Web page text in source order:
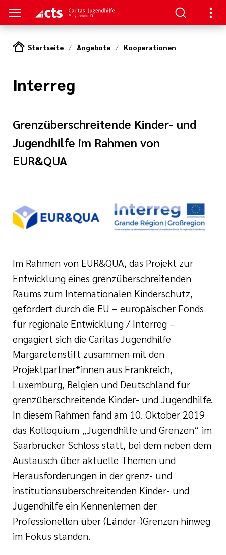
der cts
Dienst
Sprechstunde
Startseite Angebote Kooperationen
Interreg
Grenzüberschreitende Kinder- und
Jugendhilfe im Rahmen von
EUR&QUA
Im Rahmen von EUR&QUA, das Projekt zur
Entwicklung eines grenzüberschreitenden
Raums zum Internationalen Kinderschutz,
gefördert durch die EU – europäischer Fonds
für regionale Entwicklung / Interreg –
engagiert sich die Caritas Jugendhilfe
Margaretenstift zusammen mit den
Projektpartner*innen aus Frankreich,
Luxemburg, Belgien und Deutschland für
grenzüberschreitende Kinder- und Jugendhilfe.
In diesem Rahmen fand am 10. Oktober 2019
das Kolloquium „Jugendhilfe und Grenzen“ im
Saarbrücker Schloss statt, bei dem neben dem
Austausch über aktuelle Themen und
Herausforderungen in der grenz- und
institutionsüberschreitenden Kinder- und
Jugendhilfe ein Kennenlernen der
Professionellen über (Länder-)Grenzen hinweg
im Fokus standen.